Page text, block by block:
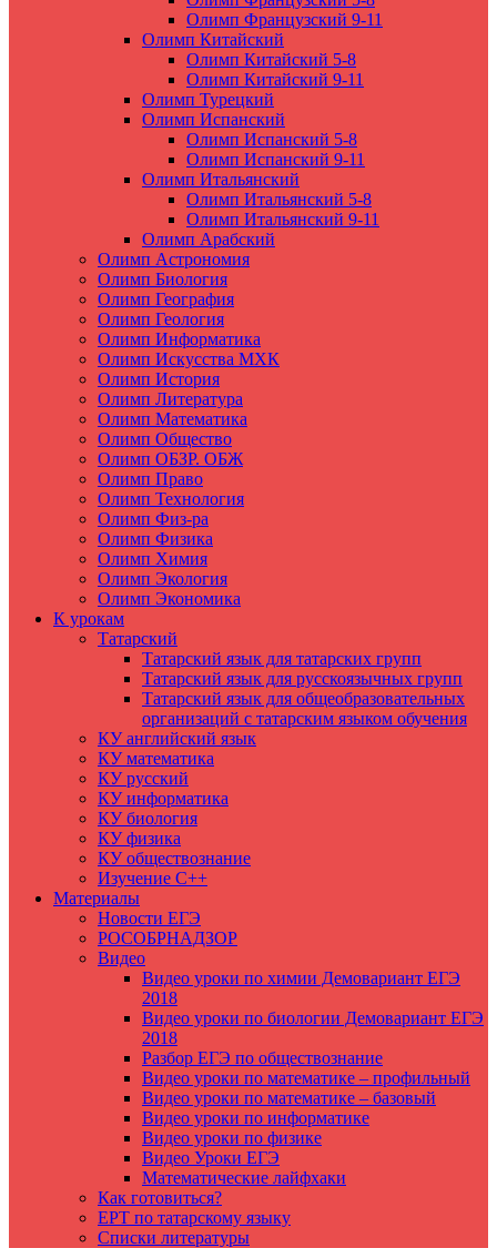
Олимп Французский 9-11
Олимп Китайский
Олимп Китайский 5-8
Олимп Китайский 9-11
Олимп Турецкий
Олимп Испанский
Олимп Испанский 5-8
Олимп Испанский 9-11
Олимп Итальянский
Олимп Итальянский 5-8
Олимп Итальянский 9-11
Олимп Арабский
Олимп Астрономия
Олимп Биология
Олимп География
Олимп Геология
Олимп Информатика
Олимп Искусства МХК
Олимп История
Олимп Литература
Олимп Математика
Олимп Общество
Олимп ОБЗР. ОБЖ
Олимп Право
Олимп Технология
Олимп Физ-ра
Олимп Физика
Олимп Химия
Олимп Экология
Олимп Экономика
К урокам
Татарский
Татарский язык для татарских групп
Татарский язык для русскоязычных групп
Татарский язык для общеобразовательных
организаций с татарским языком обучения
КУ английский язык
КУ математика
КУ русский
КУ информатика
КУ биология
КУ физика
КУ обществознание
Изучение C++
Материалы
Новости ЕГЭ
РОСОБРНАДЗОР
Видео
Видео уроки по химии Демовариант ЕГЭ
2018
Видео уроки по биологии Демовариант ЕГЭ
2018
Разбор ЕГЭ по обществознание
Видео уроки по математике – профильный
Видео уроки по математике – базовый
Видео уроки по информатике
Видео уроки по физике
Видео Уроки ЕГЭ
Математические лайфхаки
Как готовиться?
ЕРТ по татарскому языку
Списки литературы